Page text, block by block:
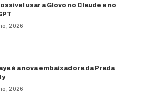
usar a Glovo no Claude e no
2026
é a nova embaixadora da Prada
2026